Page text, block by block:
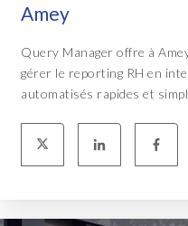
Amey
Query Manager offre à
gérer le reporting RH en
automatisés rapides et